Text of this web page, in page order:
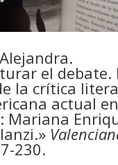
el debate.
la crítica
actual
Mariana
230.